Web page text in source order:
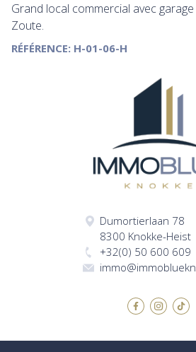
Grand local commercial avec
Zoute.
RÉFÉRENCE: H-01-06-H
Dumortierlaan 78
8300 Knokke-Heist
+32(0) 50 600 609